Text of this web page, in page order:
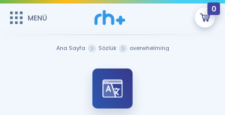
MENÜ
0
Sepetin Şu An Boş.
Remzi Hoca ile seni sınava hazırlayacak onlarca eğitim seni
bekliyor!
MENÜ
Ana Sayfa Sözlük overwhelming